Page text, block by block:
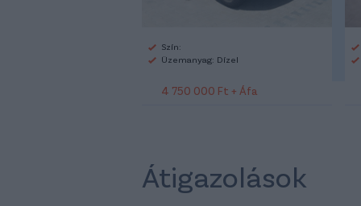
Szín:
Üzemanyag: Dízel
4 750 000 Ft + Áfa
Átigazolások